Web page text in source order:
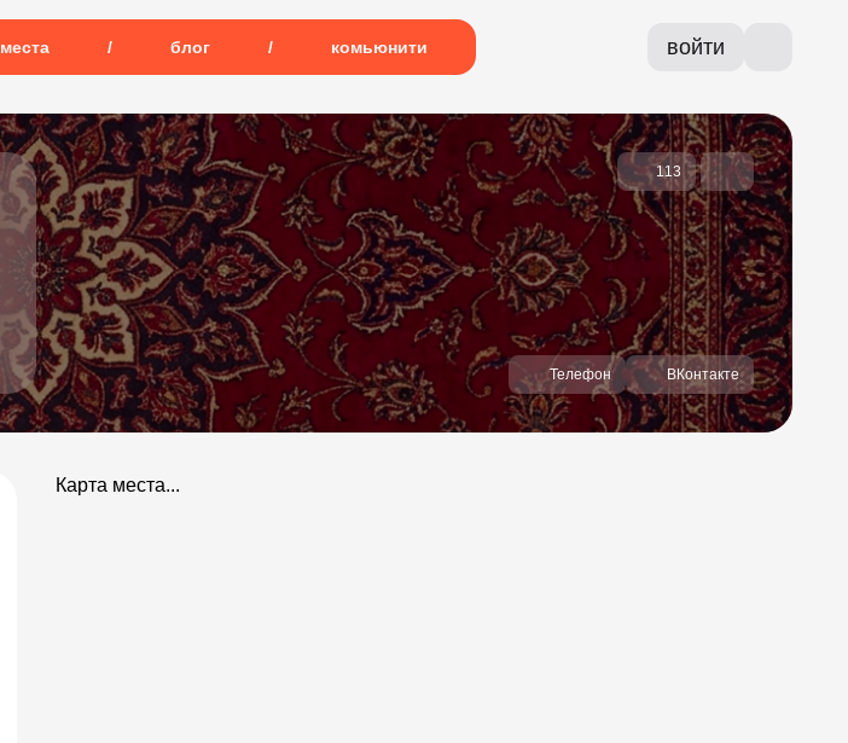
места / блог / комьюнити войти
113
Телефон ВКонтакте
Карта места...